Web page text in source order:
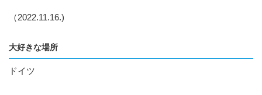
（2022.11.16.)
大好きな場所
ドイツ